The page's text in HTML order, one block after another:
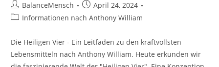
BalanceMensch
April 24, 2024
Informationen nach Anthony William
Die Heiligen Vier - Ein Leitfaden zu den kraftvollsten
Lebensmitteln nach Anthony William. Heute erkunden wir